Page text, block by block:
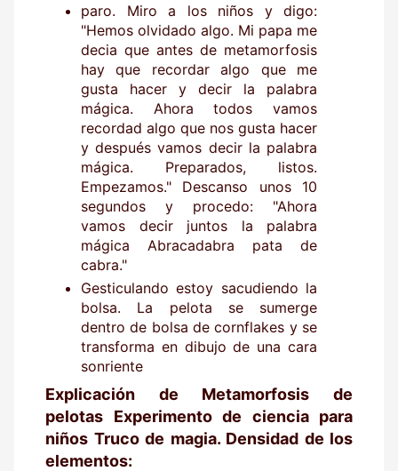
paro. Miro a los niños y digo:
"Hemos olvidado algo. Mi papa me
decia que antes de metamorfosis
hay que recordar algo que me
gusta hacer y decir la palabra
mágica. Ahora todos vamos
recordad algo que nos gusta hacer
y después vamos decir la palabra
mágica. Preparados, listos.
Empezamos." Descanso unos 10
segundos y procedo: "Ahora
vamos decir juntos la palabra
mágica Abracadabra pata de
cabra."
Gesticulando estoy sacudiendo la
bolsa. La pelota se sumerge
dentro de bolsa de cornflakes y se
transforma en dibujo de una cara
sonriente
Explicación de Metamorfosis de
pelotas Experimento de ciencia para
niños Truco de magia. Densidad de los
elementos: